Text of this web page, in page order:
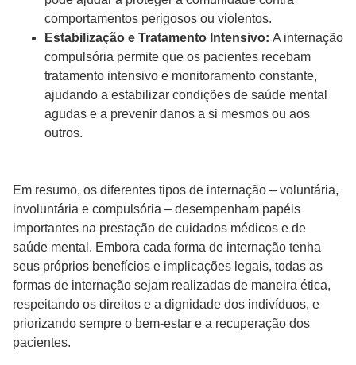
comportamentos perigosos ou violentos.
Estabilização e Tratamento Intensivo: A internação
compulsória permite que os pacientes recebam
tratamento intensivo e monitoramento constante,
ajudando a estabilizar condições de saúde mental
agudas e a prevenir danos a si mesmos ou aos
outros.
Em resumo, os diferentes tipos de internação – voluntária,
involuntária e compulsória – desempenham papéis
importantes na prestação de cuidados médicos e de
saúde mental. Embora cada forma de internação tenha
seus próprios benefícios e implicações legais, todas as
formas de internação sejam realizadas de maneira ética,
respeitando os direitos e a dignidade dos indivíduos, e
priorizando sempre o bem-estar e a recuperação dos
pacientes.